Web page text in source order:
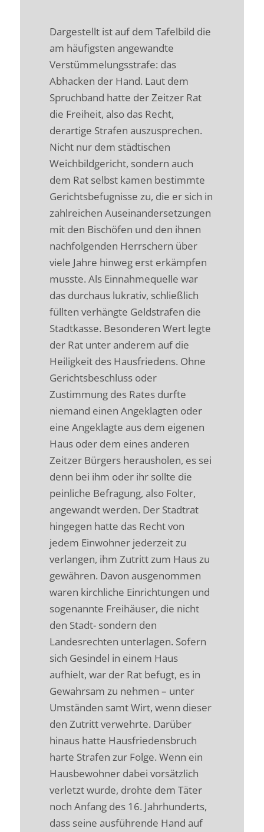
Dargestellt ist auf dem Tafelbild die
am häufigsten angewandte
Verstümmelungsstrafe: das
Abhacken der Hand. Laut dem
Spruchband hatte der Zeitzer Rat
die Freiheit, also das Recht,
derartige Strafen auszusprechen.
Nicht nur dem städtischen
Weichbildgericht, sondern auch
dem Rat selbst kamen bestimmte
Gerichtsbefugnisse zu, die er sich in
zahlreichen Auseinandersetzungen
mit den Bischöfen und den ihnen
nachfolgenden Herrschern über
viele Jahre hinweg erst erkämpfen
musste. Als Einnahmequelle war
das durchaus lukrativ, schließlich
füllten verhängte Geldstrafen die
Stadtkasse. Besonderen Wert legte
der Rat unter anderem auf die
Heiligkeit des Hausfriedens. Ohne
Gerichtsbeschluss oder
Zustimmung des Rates durfte
niemand einen Angeklagten oder
eine Angeklagte aus dem eigenen
Haus oder dem eines anderen
Zeitzer Bürgers herausholen, es sei
denn bei ihm oder ihr sollte die
peinliche Befragung, also Folter,
angewandt werden. Der Stadtrat
hingegen hatte das Recht von
jedem Einwohner jederzeit zu
verlangen, ihm Zutritt zum Haus zu
gewähren. Davon ausgenommen
waren kirchliche Einrichtungen und
sogenannte Freihäuser, die nicht
den Stadt- sondern den
Landesrechten unterlagen. Sofern
sich Gesindel in einem Haus
aufhielt, war der Rat befugt, es in
Gewahrsam zu nehmen – unter
Umständen samt Wirt, wenn dieser
den Zutritt verwehrte. Darüber
hinaus hatte Hausfriedensbruch
harte Strafen zur Folge. Wenn ein
Hausbewohner dabei vorsätzlich
verletzt wurde, drohte dem Täter
noch Anfang des 16. Jahrhunderts,
dass seine ausführende Hand auf